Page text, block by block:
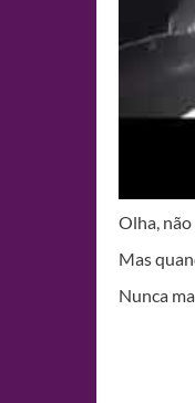
Olha, não
Mas
Nunca